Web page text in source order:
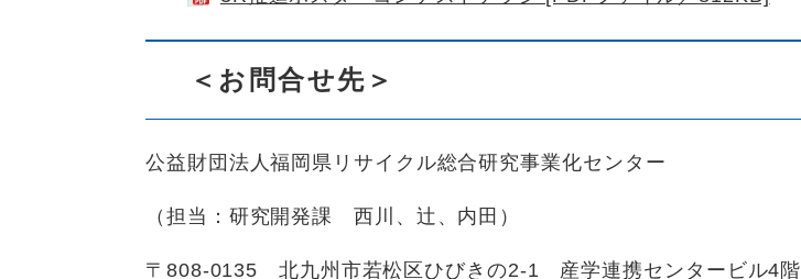
＜お問合せ先＞
公益財団法人福岡県リサイクル総合研究事業化センター
（担当：研究開発課 西川、辻、内田）
〒808-0135 北九州市若松区ひびきの2-1 産学連携センタービル4階